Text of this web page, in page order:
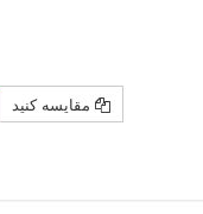
مقایسه کنید